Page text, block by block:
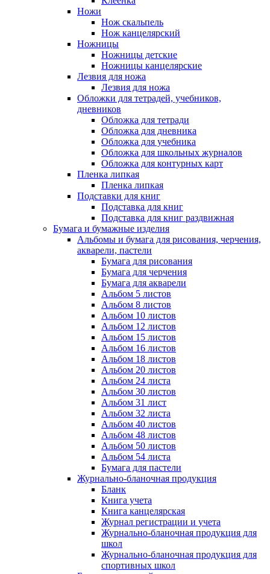
Ножи
Нож скальпель
Нож канцелярский
Ножницы
Ножницы детские
Ножницы канцелярские
Лезвия для ножа
Лезвия для ножа
Обложки для тетрадей, учебников,
дневников
Обложка для тетради
Обложка для дневника
Обложка для учебника
Обложка для школьных журналов
Обложка для контурных карт
Пленка липкая
Пленка липкая
Подставки для книг
Подставка для книг
Подставка для книг раздвижная
Бумага и бумажные изделия
Альбомы и бумага для рисования, черчения,
акварели, пастели
Бумага для рисования
Бумага для черчения
Бумага для акварели
Альбом 5 листов
Альбом 8 листов
Альбом 10 листов
Альбом 12 листов
Альбом 15 листов
Альбом 16 листов
Альбом 18 листов
Альбом 20 листов
Альбом 24 листа
Альбом 30 листов
Альбом 31 лист
Альбом 32 листа
Альбом 40 листов
Альбом 48 листов
Альбом 50 листов
Альбом 54 листа
Бумага для пастели
Журнально-бланочная продукция
Бланк
Книга учета
Книга канцелярская
Журнал регистрации и учета
Журнально-бланочная продукция для
школ
Журнально-бланочная продукция для
спортивных школ